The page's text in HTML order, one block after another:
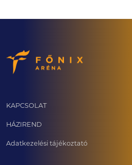
KAPCSOLAT
HÁZIREND
Adatkezelési tájékoztató